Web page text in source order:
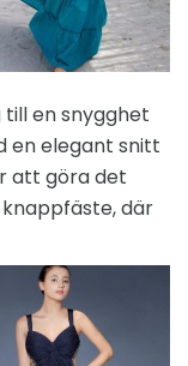
till en snygghet
en elegant snitt
att göra det
där